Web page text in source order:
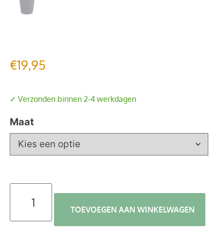
€19,95
✓ Verzonden binnen 2-4 werkdagen
Maat
TOEVOEGEN AAN WINKELWAGEN